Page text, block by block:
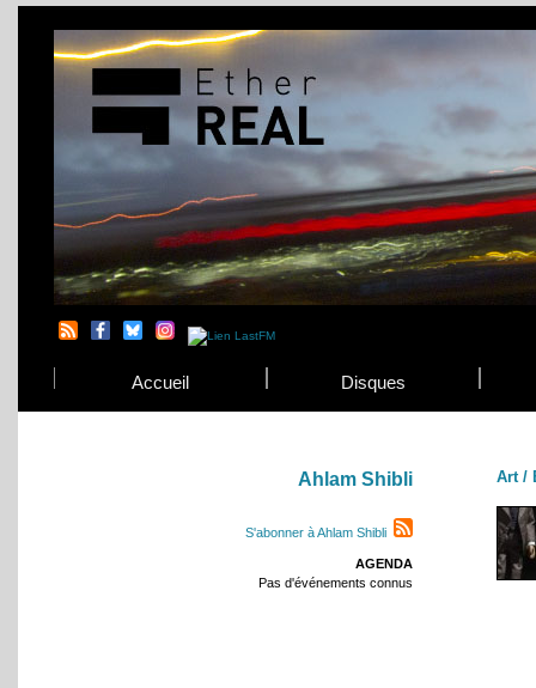
Accueil Disques
Ahlam Shibli
S'abonner à Ahlam Shibli
AGENDA
Pas d'événements connus
Art /